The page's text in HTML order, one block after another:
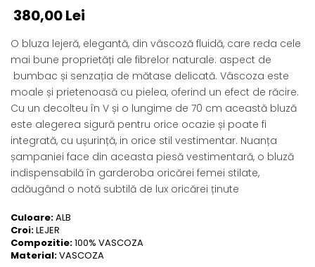
380,00 Lei
O bluza lejeră, elegantă, din vâscoză fluidă, care reda cele
mai bune proprietăți ale fibrelor naturale: aspect de
bumbac și senzația de mătase delicată. Vâscoza este
moale și prietenoasă cu pielea, oferind un efect de răcire.
Cu un decolteu în V și o lungime de 70 cm această bluză
este alegerea sigură pentru orice ocazie și poate fi
integrată, cu ușurință, in orice stil vestimentar. Nuanța
șampaniei face din aceasta piesă vestimentară, o bluză
indispensabilă în garderoba oricărei femei stilate,
adăugând o notă subtilă de lux oricărei ținute
Culoare:ALB
Croi:LEJER
Compozitie:100% VASCOZA
Material:VASCOZA